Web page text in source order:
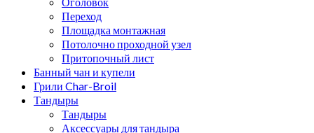
Переход
Площадка монтажная
Потолочно проходной узел
Притопочный лист
Банный чан и купели
Грили Char-Broil
Тандыры
Тандыры
Аксессуары для тандыра